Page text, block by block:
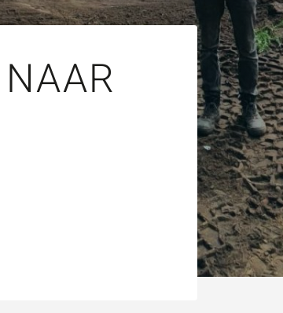
Vraag of
Wat is 5 + 5?